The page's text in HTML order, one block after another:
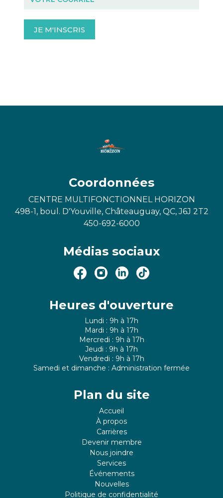
JE M'INSCRIS
Coordonnées
CENTRE MULTIFONCTIONNEL HORIZON
498-1, boul. D'Youville, Châteauguay, QC, J6J 2T2
450-692-6000
Médias sociaux
Heures d'ouverture
Lundi : 9h à 17h
Mardi : 9h à 17h
Mercredi : 9h à 17h
Jeudi : 9h à 17h
Vendredi : 9h à 17h
Samedi et dimanche : Administration fermée
Plan du site
Accueil
À propos
Carrières
Devenir membre
Nous joindre
Services
Événements
Nouvelles
Politique de confidentialité